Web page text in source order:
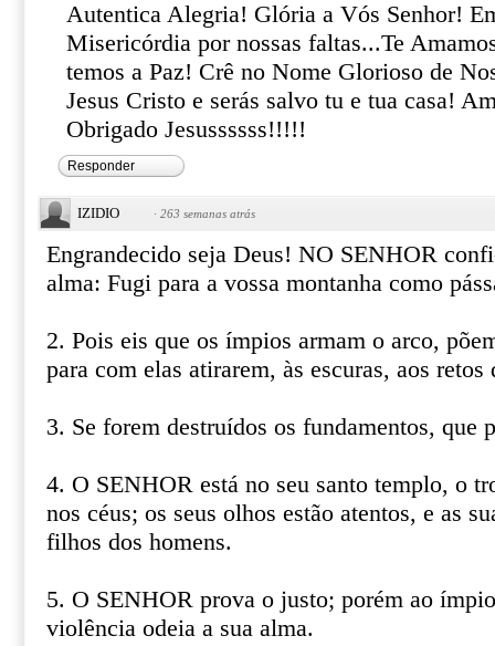
Autentica Alegria! Glória a Vós Senhor!
Misericórdia por nossas faltas...Te
temos a Paz! Crê no Nome Glorioso de
Jesus Cristo e serás salvo tu e tua casa!
Obrigado Jesussssss!!!!!
Responder
IZIDIO · 263 semanas atrás
Engrandecido seja Deus! NO SENHOR
alma: Fugi para a vossa montanha como
2. Pois eis que os ímpios armam o arco,
para com elas atirarem, às escuras, aos retos
3. Se forem destruídos os fundamentos, que
4. O SENHOR está no seu santo templo, o
nos céus; os seus olhos estão atentos, e as
filhos dos homens.
5. O SENHOR prova o justo; porém ao
violência odeia a sua alma.